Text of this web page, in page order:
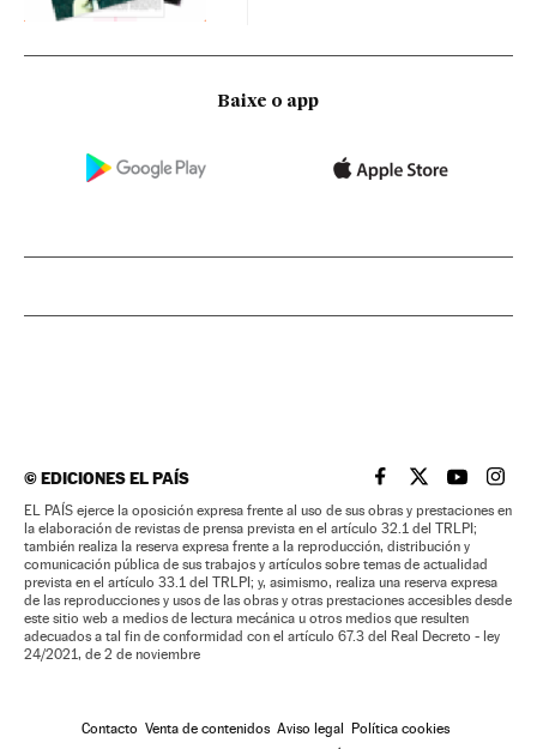
Baixe o app
©EDICIONES EL PAÍS EL PAÍS BRASIL EN
EL PAÍSEL PAÍS
EL
EL PAÍS ejerce la oposición expresa frente al uso de sus obras y prestaciones en
la elaboración de revistas de prensa prevista en el artículo 32.1 del TRLPI;
también realiza la reserva expresa frente a la reproducción, distribución y
comunicación pública de sus trabajos y artículos sobre temas de actualidad
prevista en el artículo 33.1 del TRLPI; y, asimismo, realiza una reserva expresa
de las reproducciones y usos de las obras y otras prestaciones accesibles desde
este sitio web a medios de lectura mecánica u otros medios que resulten
adecuados a tal fin de conformidad con el artículo 67.3 del Real Decreto - ley
24/2021, de 2 de noviembre
Contacto Venta de contenidos Aviso legal Política cookies